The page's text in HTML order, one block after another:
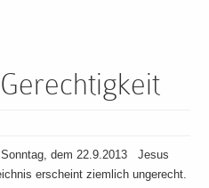
dem 22.9.2013 Jesus
erscheint ziemlich ungerecht.